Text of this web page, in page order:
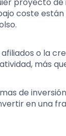
coste
o la
más
de
en una